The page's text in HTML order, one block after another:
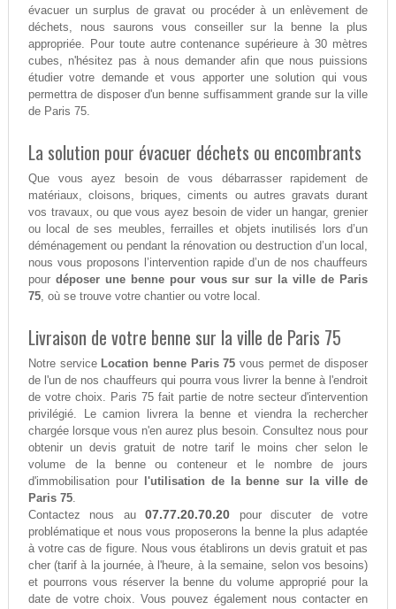
évacuer un surplus de gravat ou procéder à un enlèvement de
déchets, nous saurons vous conseiller sur la benne la plus
appropriée. Pour toute autre contenance supérieure à 30 mètres
cubes, n'hésitez pas à nous demander afin que nous puissions
étudier votre demande et vous apporter une solution qui vous
permettra de disposer d'un benne suffisamment grande sur la ville
de Paris 75.
La solution pour évacuer déchets ou encombrants
Que vous ayez besoin de vous débarrasser rapidement de
matériaux, cloisons, briques, ciments ou autres gravats durant
vos travaux, ou que vous ayez besoin de vider un hangar, grenier
ou local de ses meubles, ferrailles et objets inutilisés lors d’un
déménagement ou pendant la rénovation ou destruction d’un local,
nous vous proposons l’intervention rapide d’un de nos chauffeurs
pour déposer une benne pour vous sur sur la ville de Paris
75, où se trouve votre chantier ou votre local.
Livraison de votre benne sur la ville de Paris 75
Notre service Location benne Paris 75 vous permet de disposer
de l'un de nos chauffeurs qui pourra vous livrer la benne à l'endroit
de votre choix. Paris 75 fait partie de notre secteur d'intervention
privilégié. Le camion livrera la benne et viendra la rechercher
chargée lorsque vous n'en aurez plus besoin. Consultez nous pour
obtenir un devis gratuit de notre tarif le moins cher selon le
volume de la benne ou conteneur et le nombre de jours
d'immobilisation pour
l'utilisation de la benne sur la ville de
Paris 75.
Contactez nous au07.77.20.70.20 pour discuter de votre
problématique et nous vous proposerons la benne la plus adaptée
à votre cas de figure. Nous vous établirons un devis gratuit et pas
cher (tarif à la journée, à l'heure, à la semaine, selon vos besoins)
et pourrons vous réserver la benne du volume approprié pour la
date de votre choix. Vous pouvez également nous contacter en